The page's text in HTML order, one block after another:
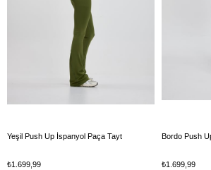
Yeşil Push Up İspanyol Paça Tayt
₺1.699,99
Bordo Push
₺1.699,99